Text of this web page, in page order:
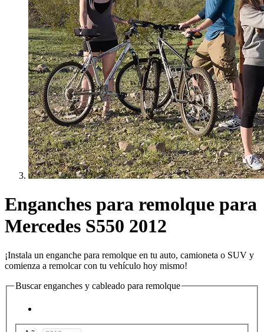
Enganches para remolque para
Mercedes S550 2012
¡Instala un enganche para remolque en tu auto, camioneta o SUV y
comienza a remolcar con tu vehículo hoy mismo!
Buscar enganches y cableado para remolque